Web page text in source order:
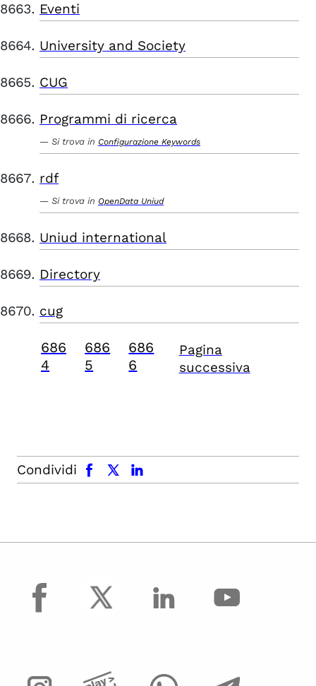
Eventi
University and Society
CUG
Programmi di ricerca
Si trova in Configurazione Keywords
rdf
Si trova in OpenData Uniud
Uniud international
Directory
cug
686
4
686
5
686
6
Pagina
successiva
Condividi
facebook x.com linkedin
facebook